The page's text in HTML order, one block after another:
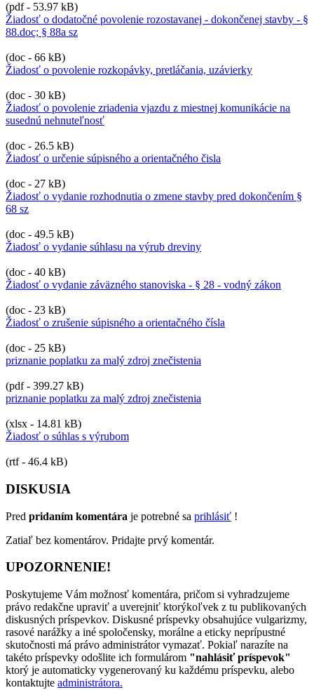
(pdf - 53.97 kB)
Žiadosť o dodatočné povolenie rozostavanej - dokončenej stavby - §
88.doc; § 88a sz
(doc - 66 kB)
Žiadosť o povolenie rozkopávky, pretláčania, uzávierky
(doc - 30 kB)
Žiadosť o povolenie zriadenia vjazdu z miestnej komunikácie na
susednú nehnuteľnosť
(doc - 26.5 kB)
Žiadosť o určenie súpisného a orientačného čisla
(doc - 27 kB)
Žiadosť o vydanie rozhodnutia o zmene stavby pred dokončením §
68 sz
(doc - 49.5 kB)
Žiadosť o vydanie súhlasu na výrub dreviny
(doc - 40 kB)
Žiadosť o vydanie záväzného stanoviska - § 28 - vodný zákon
(doc - 23 kB)
Žiadosť o zrušenie súpisného a orientačného čísla
(doc - 25 kB)
priznanie poplatku za malý zdroj znečistenia
(pdf - 399.27 kB)
priznanie poplatku za malý zdroj znečistenia
(xlsx - 14.81 kB)
Žiadosť o súhlas s výrubom
(rtf - 46.4 kB)
DISKUSIA
Pred pridaním komentára je potrebné sa prihlásiť !
Zatiaľ bez komentárov. Pridajte prvý komentár.
UPOZORNENIE!
Poskytujeme Vám možnosť komentára, pričom si vyhradzujeme
právo redakčne upraviť a uverejniť ktorýkoľvek z tu publikovaných
diskusných príspevkov. Diskusné príspevky obsahujúce vulgarizmy,
rasové narážky a iné spoločensky, morálne a eticky neprípustné
skutočnosti má právo administrátor vymazať. Pokiaľ narazíte na
takéto príspevky odošlite ich formulárom "nahlásiť príspevok"
ktorý je automaticky vygenerovaný ku každému príspevku, alebo
kontaktujte administrátora.